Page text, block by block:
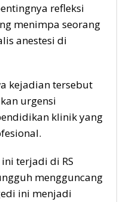
refleksi
menimpa seorang
anestesi di
kejadian tersebut
urgensi
klinik yang
terjadi di RS
mengguncang
ini menjadi